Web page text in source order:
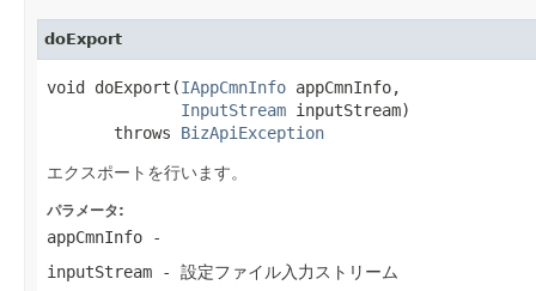
doExport
void doExport(IAppCmnInfo appCmnInfo,
InputStream inputStream)
       throws
BizApiException
エクスポートを行います。
パラメータ:
appCmnInfo -
inputStream - 設定ファイル入力ストリーム